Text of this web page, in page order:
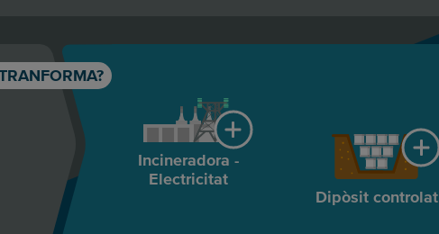
Incineradora -
Electricitat
Dipòsit controlat